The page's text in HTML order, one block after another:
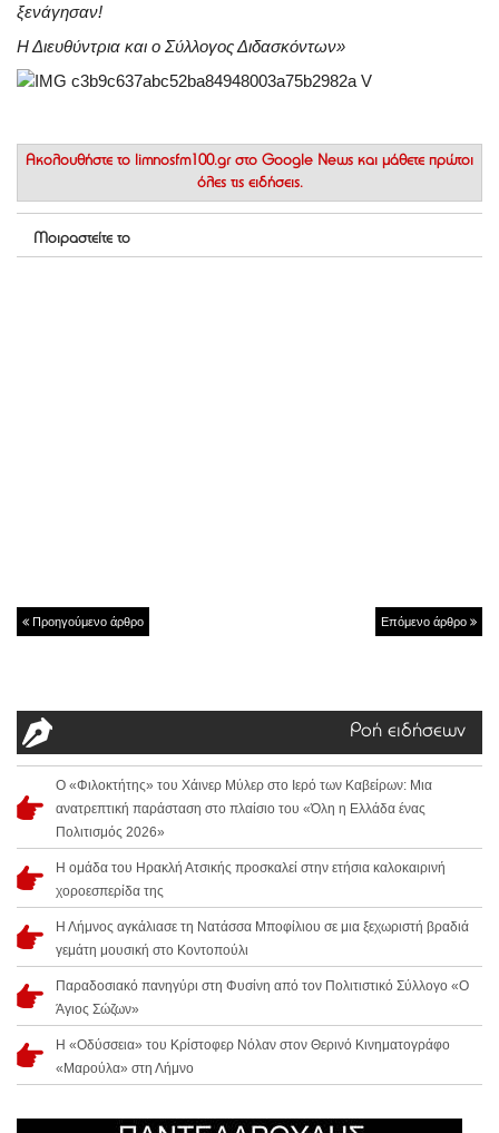
ξενάγησαν!
Η Διευθύντρια και ο Σύλλογος Διδασκόντων»
Ακολουθήστε το limnosfm100.gr στο Google News και μάθετε πρώτοι
όλες τις ειδήσεις.
Μοιραστείτε το
Προηγούμενο άρθρο Επόμενο άρθρο
Ροή ειδήσεων
Ο «Φιλοκτήτης» του Χάινερ Μύλερ στο Ιερό των Καβείρων: Μια
ανατρεπτική παράσταση στο πλαίσιο του «Όλη η Ελλάδα ένας
Πολιτισμός 2026»
Η ομάδα του Ηρακλή Ατσικής προσκαλεί στην ετήσια καλοκαιρινή
χοροεσπερίδα της
Η Λήμνος αγκάλιασε τη Νατάσσα Μποφίλιου σε μια ξεχωριστή βραδιά
γεμάτη μουσική στο Κοντοπούλι
Παραδοσιακό πανηγύρι στη Φυσίνη από τον Πολιτιστικό Σύλλογο «Ο
Άγιος Σώζων»
Η «Οδύσσεια» του Κρίστοφερ Νόλαν στον Θερινό Κινηματογράφο
«Μαρούλα» στη Λήμνο